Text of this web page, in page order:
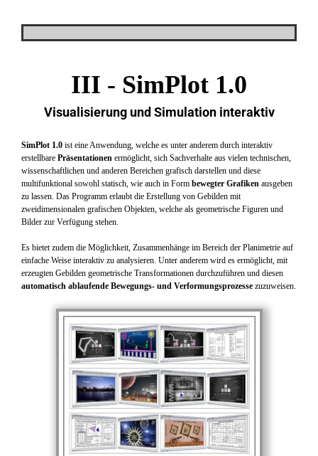
III - SimPlot 1.0
Visualisierung und Simulation interaktiv
SimPlot 1.0 ist eine Anwendung, welche es unter anderem durch interaktiv
erstellbare Präsentationen ermöglicht, sich Sachverhalte aus vielen technischen,
wissenschaftlichen und anderen Bereichen grafisch darstellen und diese
multifunktional sowohl statisch, wie auch in Form bewegter Grafiken ausgeben
zu lassen. Das Programm erlaubt die Erstellung von Gebilden mit
zweidimensionalen grafischen Objekten, welche als geometrische Figuren und
Bilder zur Verfügung stehen.
Es bietet zudem die Möglichkeit, Zusammenhänge im Bereich der Planimetrie auf
einfache Weise interaktiv zu analysieren. Unter anderem wird es ermöglicht, mit
erzeugten Gebilden geometrische Transformationen durchzuführen und diesen
automatisch ablaufende Bewegungs- und Verformungsprozesse zuzuweisen.